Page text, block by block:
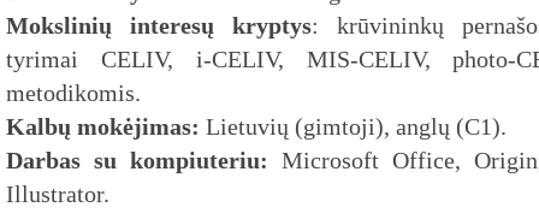
Mokslinių interesų kryptys: krūvininkų
tyrimai CELIV, i-CELIV, MIS-CELIV, photo-
metodikomis.
Kalbų mokėjimas: Lietuvių (gimtoji), anglų (C1).
Darbas su kompiuteriu: Microsoft Office,
Illustrator.